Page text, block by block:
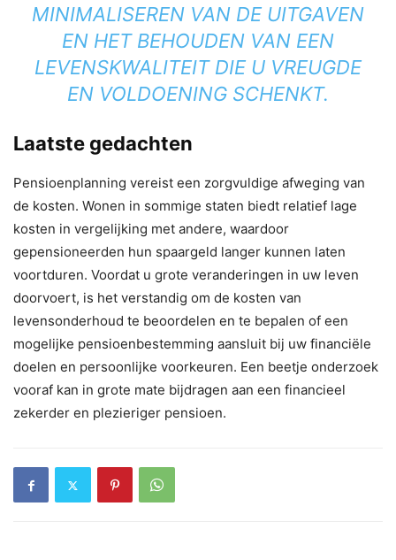
MINIMALISEREN VAN DE UITGAVEN
EN HET BEHOUDEN VAN EEN
LEVENSKWALITEIT DIE U VREUGDE
EN VOLDOENING SCHENKT.
Laatste gedachten
Pensioenplanning vereist een zorgvuldige afweging van
de kosten. Wonen in sommige staten biedt relatief lage
kosten in vergelijking met andere, waardoor
gepensioneerden hun spaargeld langer kunnen laten
voortduren. Voordat u grote veranderingen in uw leven
doorvoert, is het verstandig om de kosten van
levensonderhoud te beoordelen en te bepalen of een
mogelijke pensioenbestemming aansluit bij uw financiële
doelen en persoonlijke voorkeuren. Een beetje onderzoek
vooraf kan in grote mate bijdragen aan een financieel
zekerder en plezieriger pensioen.